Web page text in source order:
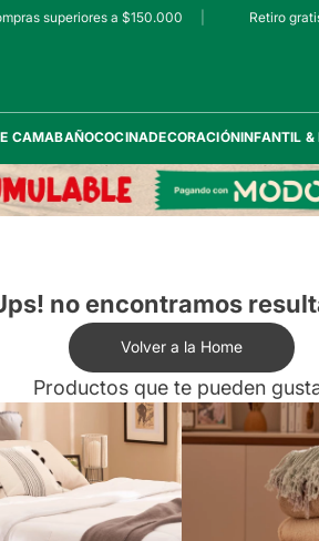
superiores a $150.000 Retiro gratis
CAMABAÑOCOCINADECORACIÓNINFANTIL &
no encontramos
Volver a la Home
Productos que te pueden